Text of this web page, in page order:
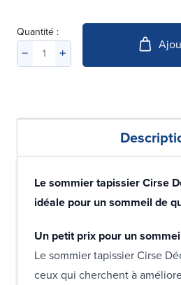
Quantité :
Le sommier tapissier Cirse
idéale pour un sommeil de
Un petit prix pour un
Le sommier tapissier Cirse
ceux qui cherchent à